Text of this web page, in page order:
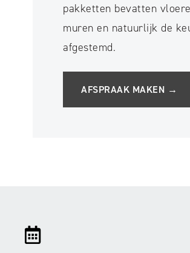
pakketten bevatten
muren en natuurlijk de
afgestemd.
AFSPRAAK MAKEN →